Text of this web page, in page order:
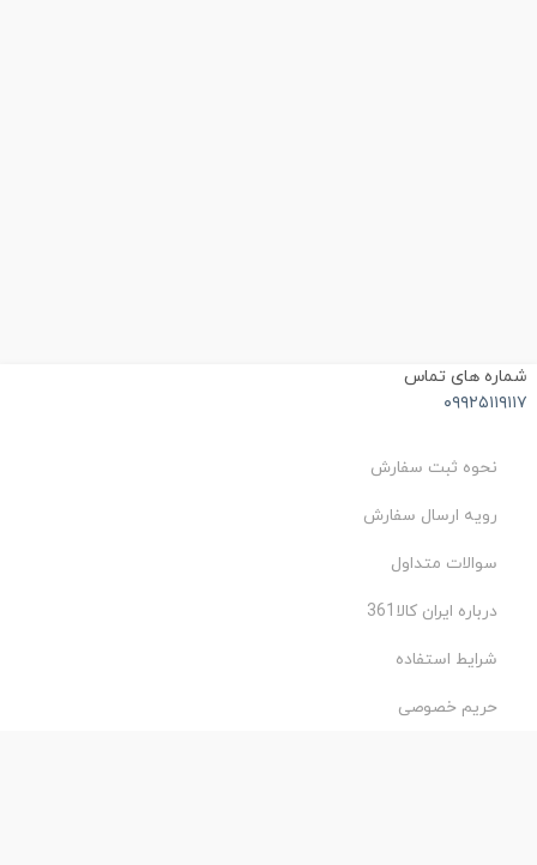
های تماس
نحوه ثبت سفارش
رویه ارسال سفارش
سوالات متداول
درباره ایران کالا361
شرایط استفاده
حریم خصوصی